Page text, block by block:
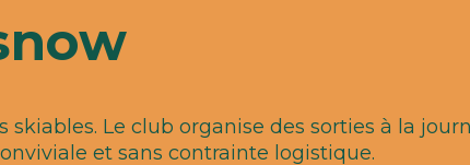
Le club organise des sorties à la
et sans contrainte logistique.